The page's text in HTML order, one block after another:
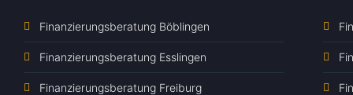
Finanzierungsberatung Böblingen
Finanzierungsberatung Esslingen
Finanzierungsberatung Freiburg